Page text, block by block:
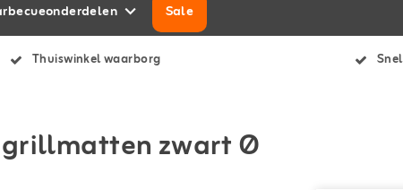
Sale
Thuiswinkel waarborg
grillmatten zwart Ø